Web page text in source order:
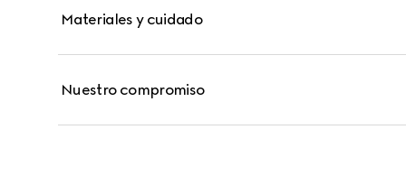
Materiales y cuidado
Nuestro compromiso